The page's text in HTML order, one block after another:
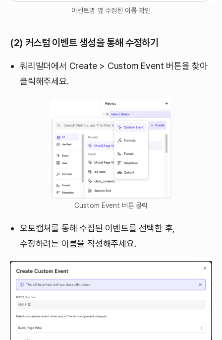
이벤트명 옆 수정된 이름 확인
(2) 커스텀 이벤트 생성을 통해 수정하기
쿼리빌더에서 Create > Custom Event 버튼을 찾아
클릭해주세요.
Custom Event 버튼 클릭
오토캡쳐를 통해 수집된 이벤트를 선택한 후,
수정하려는 이름을 작성해주세요.